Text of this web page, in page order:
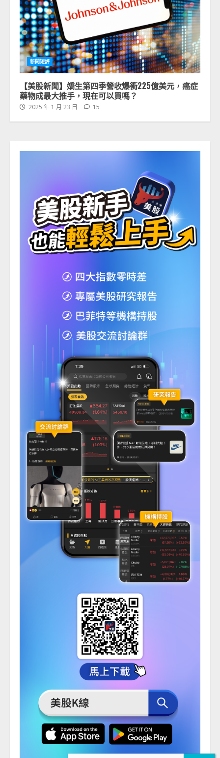
新聞短評
【美股新聞】嬌生第四季營收爆衝225億美元，癌症
藥物成最大推手，現在可以買嗎？
2025 年 1 月 23 日 15